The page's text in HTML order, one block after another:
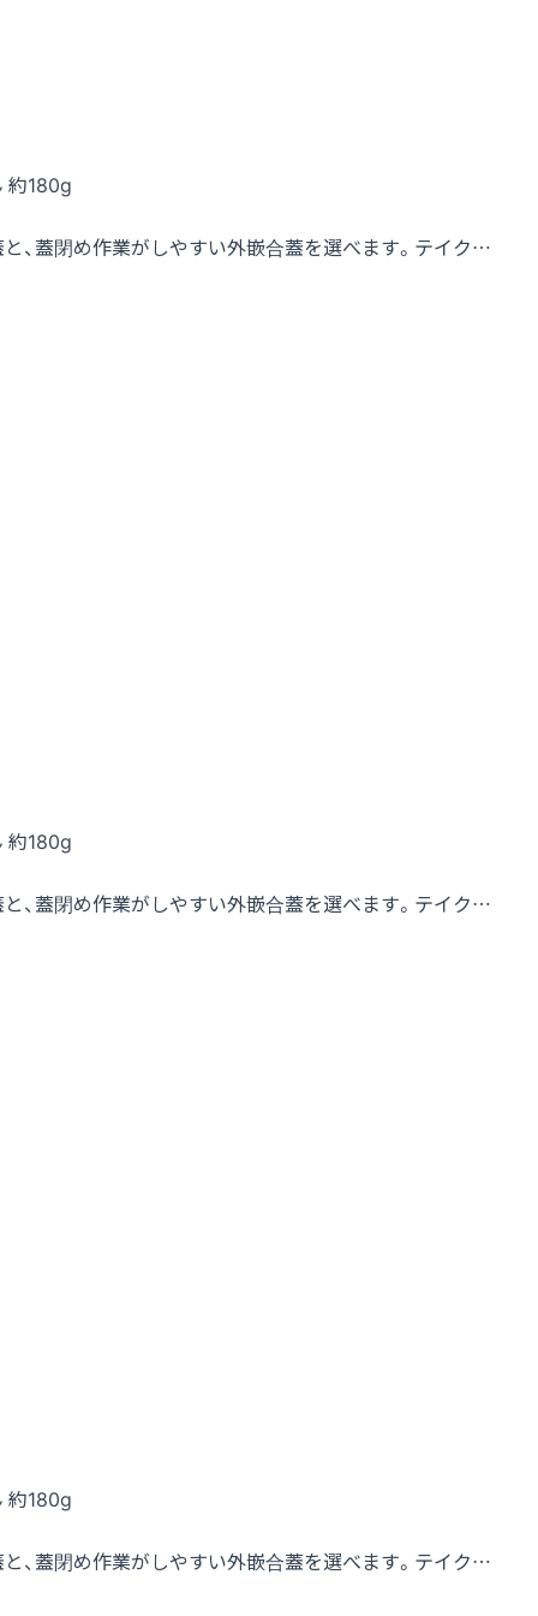
約180g
、蓋閉め作業がしやすい外嵌合蓋を選べます。テイク…
約180g
、蓋閉め作業がしやすい外嵌合蓋を選べます。テイク…
約180g
、蓋閉め作業がしやすい外嵌合蓋を選べます。テイク…